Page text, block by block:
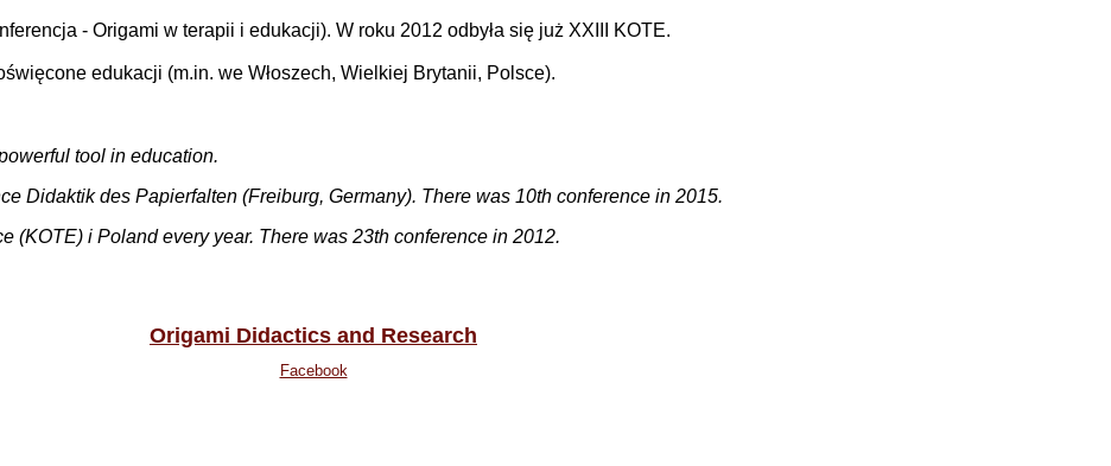
- Origami w terapii i edukacji). W roku 2012 odbyła się już XXIII KOTE.
edukacji (m.in. we Włoszech, Wielkiej Brytanii, Polsce).
tool in education.
Didaktik des Papierfalten (Freiburg, Germany). There was 10th conference in 2015.
(KOTE) i Poland every year. There was 23th conference in 2012.
Origami Didactics and Research
Facebook